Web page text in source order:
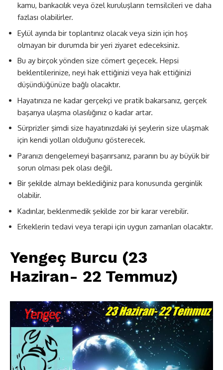
kamu, bankacılık veya özel kuruluşların temsilcileri ve daha
fazlası olabilirler.
Eylül ayında bir toplantınız olacak veya sizin için hoş
olmayan bir durumda bir yeri ziyaret edeceksiniz.
Bu ay birçok yönden size cömert geçecek. Hepsi
beklentilerinize, neyi hak ettiğinizi veya hak ettiğinizi
düşündüğünüze bağlı olacaktır.
Hayatınıza ne kadar gerçekçi ve pratik bakarsanız, gerçek
başarıya ulaşma olasılığınız o kadar artar.
Sürprizler şimdi size hayatınızdaki iyi şeylerin size ulaşmak
için kendi yolları olduğunu gösterecek.
Paranızı dengelemeyi başarırsanız, paranın bu ay büyük bir
sorun olması pek olası değil.
Bir şekilde almayı beklediğiniz para konusunda gerginlik
olabilir.
Kadınlar, beklenmedik şekilde zor bir karar verebilir.
Erkeklerin tedavi veya terapi için uygun zamanları olacaktır.
Yengeç Burcu (23
Haziran- 22 Temmuz)